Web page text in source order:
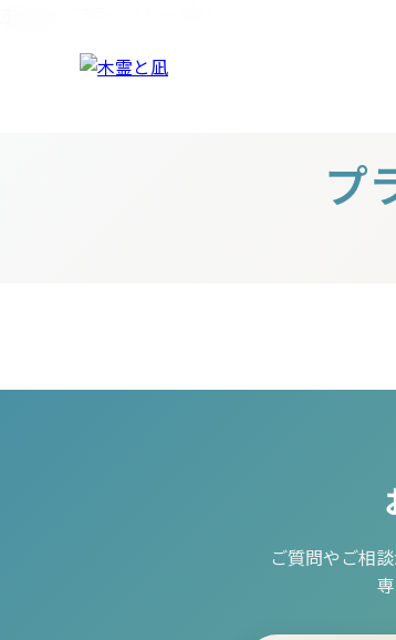
プ
ご質問やご相